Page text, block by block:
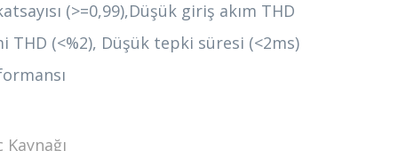
(>=0,99),Düşük giriş akım THD
THD (<%2), Düşük tepki süresi (<2ms)